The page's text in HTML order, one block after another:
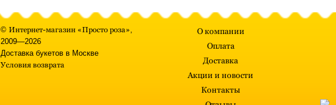
© Интернет-магазин «Просто роза»,
2009—2026
Доставка букетов в Москве
Условия возврата
О компании
Оплата
Доставка
Акции и новости
Контакты